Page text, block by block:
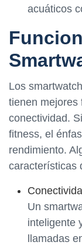
acuáticos
Los
tienen mejores
conectividad.
fitness, el
rendimiento.
características
Un
inteligente
llamadas